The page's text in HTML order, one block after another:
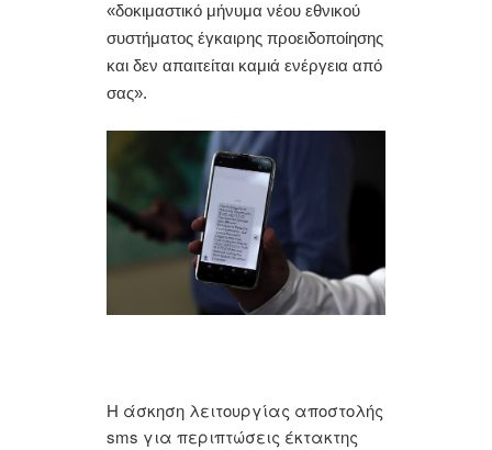
«δοκιμαστικό μήνυμα νέου εθνικού
συστήματος έγκαιρης προειδοποίησης
και δεν απαιτείται καμιά ενέργεια από
σας».
Η άσκηση λειτουργίας αποστολής
sms για περιπτώσεις έκτακτης